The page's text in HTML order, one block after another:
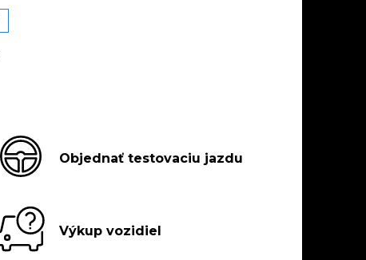
Objednať testovaciu jazdu
Výkup vozidiel